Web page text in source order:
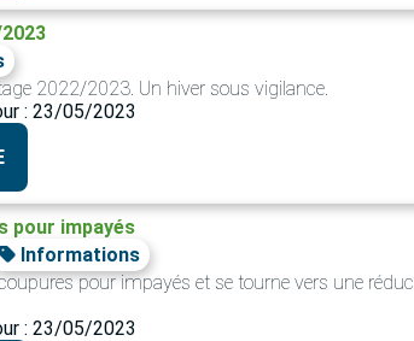
2022/2023. Un hiver sous vigilance.
: 23/05/2023
pour impayés
Informations
pour impayés et se tourne vers une
: 23/05/2023